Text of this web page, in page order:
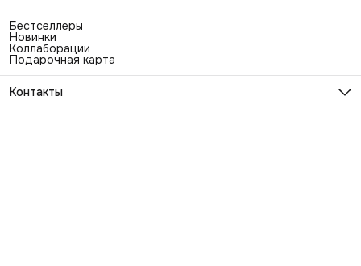
Бестселлеры
Новинки
Коллаборации
Подарочная карта
Контакты